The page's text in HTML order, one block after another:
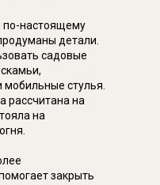
по-настоящему
детали.
садовые
стулья.
рассчитана на
на
закрыть